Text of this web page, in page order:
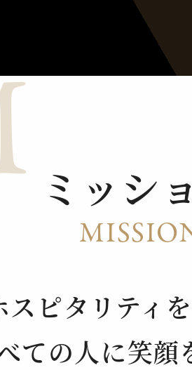
ミッシ
スピタリティ
ての人に笑顔